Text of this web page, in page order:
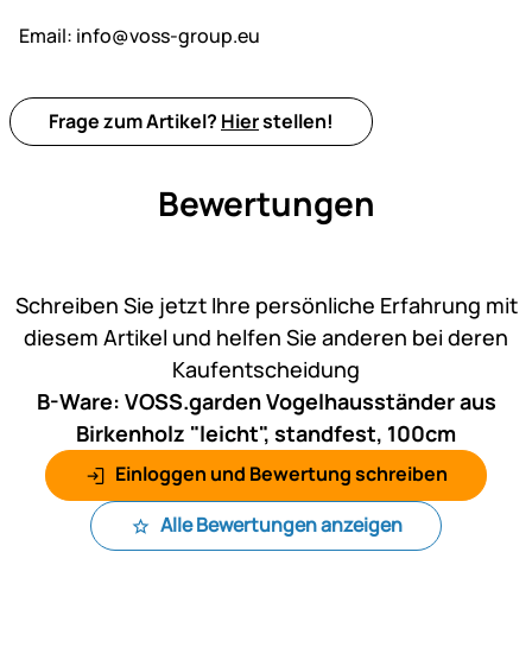
Email: info@voss-group.eu
Frage zum Artikel? Hierstellen!
Bewertungen
Schreiben Sie jetzt Ihre persönliche Erfahrung mit
diesem Artikel und helfen Sie anderen bei deren
Kaufentscheidung
B-Ware: VOSS.garden Vogelhausständer aus
Birkenholz "leicht", standfest, 100cm
Einloggen und Bewertung schreiben
Alle Bewertungen anzeigen